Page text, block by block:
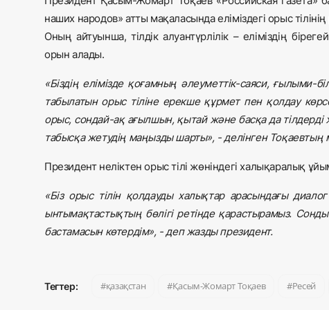
наших народов» атты мақаласында еліміздегі орыс
Оның айтуынша, тілдік алуантүрлілік – еліміздің
орын алады.
«Біздің елімізде қоғамның әлеуметтік-саяси, ғылыми-
табылатын орыс тіліне ерекше құрмет пен қолдау
орыс, сондай-ақ ағылшын, қытай және басқа да тілдерді
табысқа жетудің маңызды шарты», - делінген Тоқаевтың
Президент неліктен орыс тілі жөніндегі халықаралық
«Біз орыс тілін қолдауды халықтар арасындағы
ынтымақтастықтың бөлігі ретінде қарастырамыз.
бастамасын көтердім», - деп жазды президент.
Тегтер: қазақстан Қасым-Жомарт Тоқаев Ресей